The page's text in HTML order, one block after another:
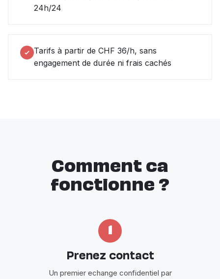
24h/24
Tarifs à partir de CHF 36/h, sans
engagement de durée ni frais cachés
Comment ca
fonctionne ?
Prenez contact
Un premier echange confidentiel par